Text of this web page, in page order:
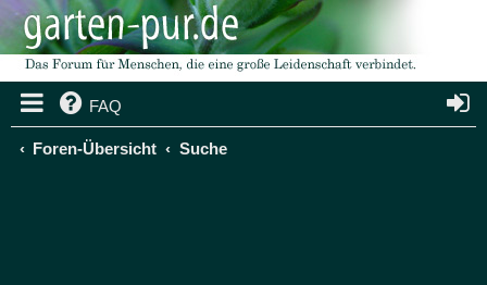
FAQ
Foren-Übersicht Suche